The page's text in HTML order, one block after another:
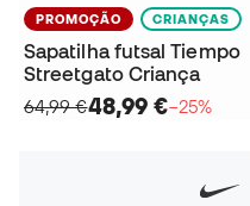
PROMOÇÃO CRIANÇAS
Sapatilha futsal Tiempo
Streetgato Criança
64,99 €48,99 €−25%